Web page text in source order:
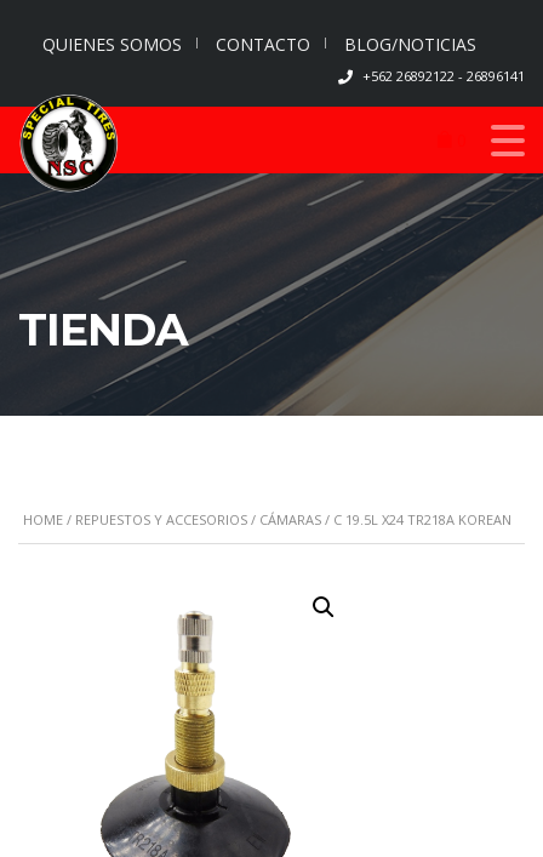
QUIENES SOMOS CONTACTO BLOG/NOTICIAS
+562 26892122 - 26896141
TIENDA
HOME / REPUESTOS Y ACCESORIOS / CÁMARAS / C 19.5L X24 TR218A KOREAN